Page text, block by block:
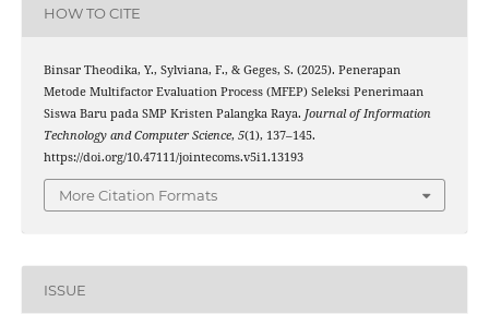
HOW TO CITE
Binsar Theodika, Y., Sylviana, F., & Geges, S. (2025). Penerapan
Metode Multifactor Evaluation Process (MFEP) Seleksi Penerimaan
Siswa Baru pada SMP Kristen Palangka Raya. Journal of Information
Technology and Computer Science, 5(1), 137–145.
https://doi.org/10.47111/jointecoms.v5i1.13193
More Citation Formats
ISSUE